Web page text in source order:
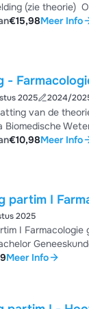
(dubbelzijdig, korte rand) ️ Ideaal voor actief
€15,98Meer Info
Samenvatting -
2025 2024/
van de
Bondig
€10,98Meer Info
partim I
2025
I
Meer Info